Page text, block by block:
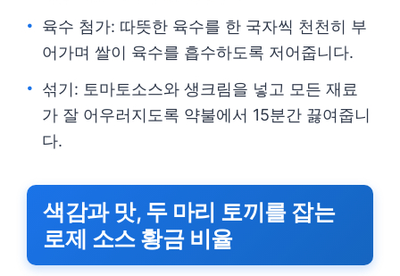
육수 첨가: 따뜻한 육수를 한 국자씩 천천히 부
어가며 쌀이 육수를 흡수하도록 저어줍니다.
섞기: 토마토소스와 생크림을 넣고 모든 재료
가 잘 어우러지도록 약불에서 15분간 끓여줍니
다.
색감과 맛, 두 마리 토끼를 잡는
로제 소스 황금 비율